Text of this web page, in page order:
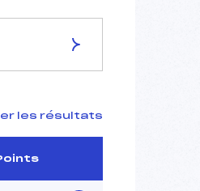
–
10 km
les résultats